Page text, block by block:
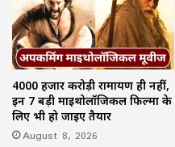
4000 हजार करोड़ी रामायण ही नहीं,
इन 7 बड़ी माइथोलॉजिकल फिल्मों के
लिए भी हो जाइए तैयार
August 8, 2026